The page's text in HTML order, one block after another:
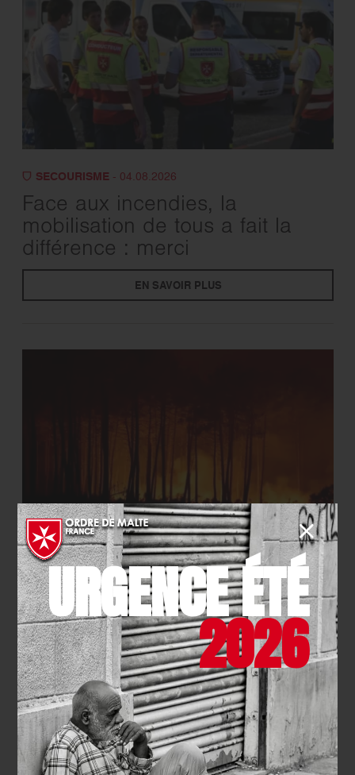
SECOURISME- 04.08.2026
Face aux incendies, la
mobilisation de tous a fait la
différence : merci
EN SAVOIR PLUS
SECOURISME- 27.07.2026
Urgence incendies : l’Ordre de
Malte France mobilisé
EN SAVOIR PLUS
URGENCE ÉTÉ
2026